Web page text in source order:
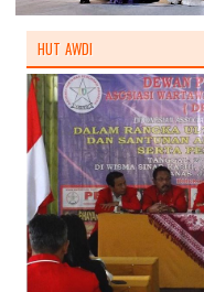
HUT AWDI